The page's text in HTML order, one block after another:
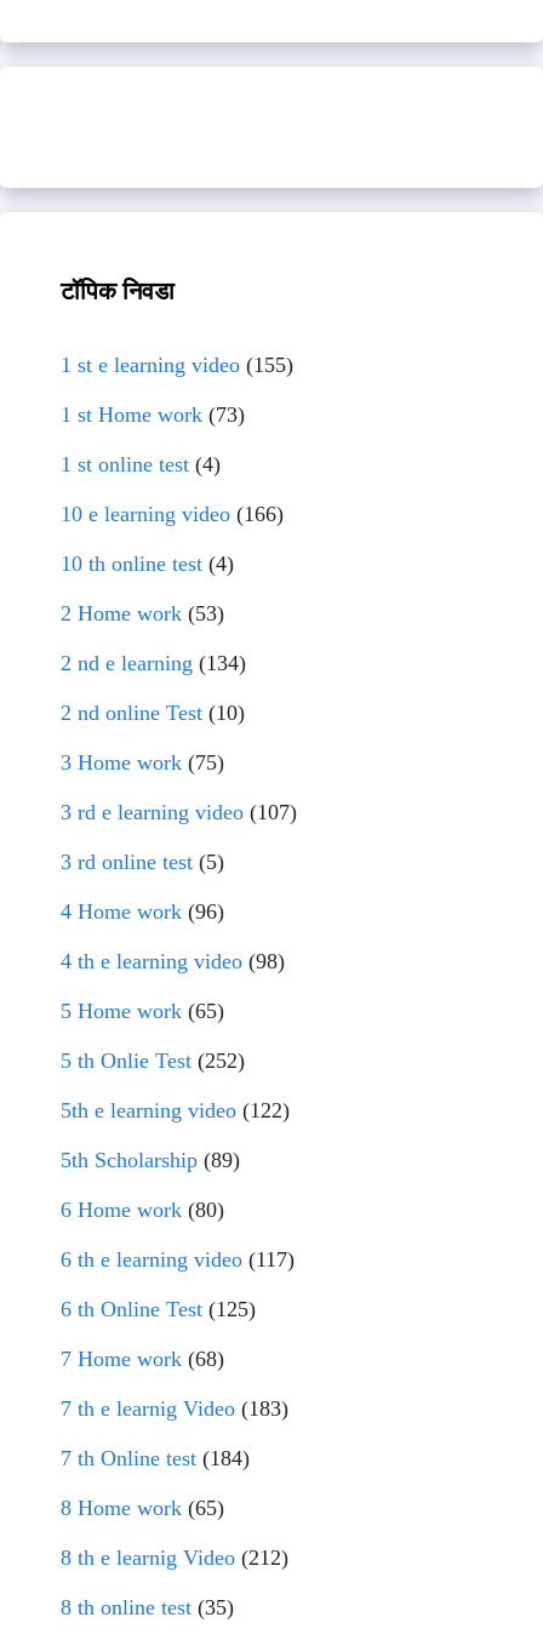
टॉपिक निवडा
1 st e learning video (155)
1 st Home work (73)
1 st online test (4)
10 e learning video (166)
10 th online test (4)
2 Home work (53)
2 nd e learning (134)
2 nd online Test (10)
3 Home work (75)
3 rd e learning video (107)
3 rd online test (5)
4 Home work (96)
4 th e learning video (98)
5 Home work (65)
5 th Onlie Test (252)
5th e learning video (122)
5th Scholarship (89)
6 Home work (80)
6 th e learning video (117)
6 th Online Test (125)
7 Home work (68)
7 th e learnig Video (183)
7 th Online test (184)
8 Home work (65)
8 th e learnig Video (212)
8 th online test (35)